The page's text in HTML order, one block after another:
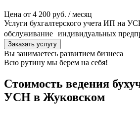
Цена от 4 200 руб. / месяц
Услуги бухгалтерского учета ИП на
обслуживание индивидуальных
Заказать услугу
Вы занимаетесь развитием бизнеса
Всю рутину мы берем на себя!
Стоимость ведения
УСН в Жуковском